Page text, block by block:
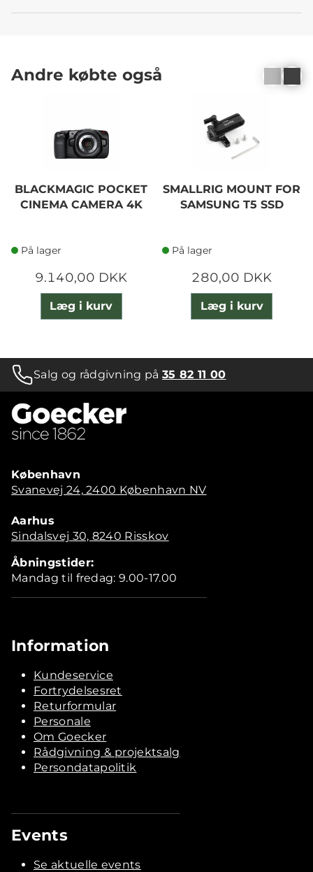
Andre købte også
BLACKMAGIC POCKET
CINEMA CAMERA 4K
På lager
9.140,00 DKK
Læg i kurv
SMALLRIG MOUNT FOR
SAMSUNG T5 SSD
På lager
280,00 DKK
Læg i kurv
Salg og rådgivning på35 82 11 00
København
Svanevej 24, 2400 København NV
Aarhus
Sindalsvej 30, 8240 Risskov
Åbningstider:
Mandag til fredag: 9.00-17.00
Information
Kundeservice
Fortrydelsesret
Returformular
Personale
Om Goecker
Rådgivning & projektsalg
Persondatapolitik
Events
Se aktuelle events